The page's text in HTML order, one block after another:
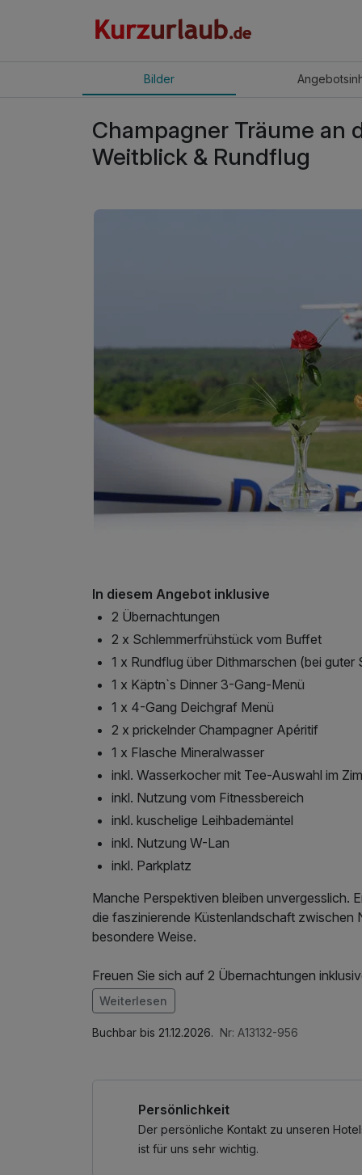
Bilder Angebot
Champagner Träume an
Weitblick & Rundflug
In diesem Angebot inklusive
2 Übernachtungen
2 x Schlemmerfrühstück vom Buffet
1 x Rundflug über Dithmarschen (bei guter
1 x Käptn`s Dinner 3-Gang-Menü
1 x 4-Gang Deichgraf Menü
2 x prickelnder Champagner Apéritif
1 x Flasche Mineralwasser
inkl. Wasserkocher mit Tee-Auswahl im
inkl. Nutzung vom Fitnessbereich
inkl. kuschelige Leihbademäntel
inkl. Nutzung W-Lan
inkl. Parkplatz
Manche Perspektiven bleiben unvergesslich.
die faszinierende Küstenlandschaft
besondere Weise.
Freuen Sie sich auf 2 Übernachtungen
entspannte Tage an der schleswig-
ein Rundflug über Dithmarschen (bei guter
Wattenmeer, die Marschlandschaften und die
zwei Abenden mit einem prickelnden
Eine Reise voller Nordsee-Flair,
Im Angebot enthalten
1 Flasche Mineralwasser, Leihbademantel,
Weiterlesen
Buchbar bis 21.12.2026. Nr: A13132-956
Persönlichkeit
Der persönliche Kontakt zu unseren
ist für uns sehr wichtig.